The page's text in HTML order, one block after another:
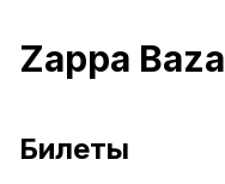
Zappa Baza
Билеты